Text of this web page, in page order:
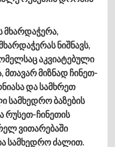
ნიშნავს,
აკვიატებული
მიზნად ჩინეთ-
და სამხრეთ
სამხედრო ბაზების
რუსეთ-ჩინეთის
ვითარებაში
სამხედრო ძალით.